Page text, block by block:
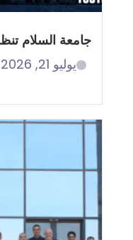
جامعة السلام
يوليو 21, 2026